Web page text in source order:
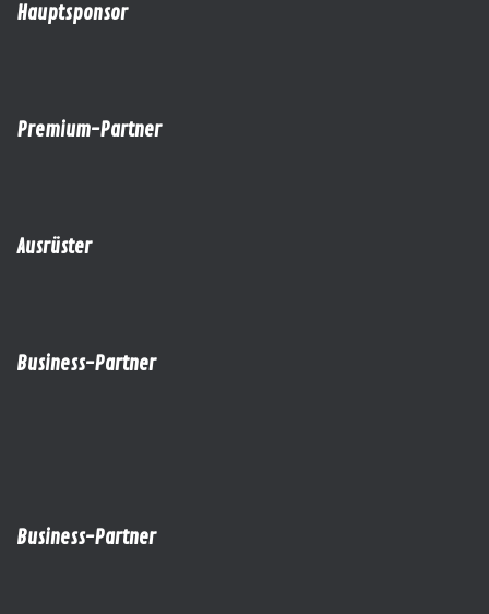
Hauptsponsor
Premium-Partner
Ausrüster
Business-Partner
Business-Partner